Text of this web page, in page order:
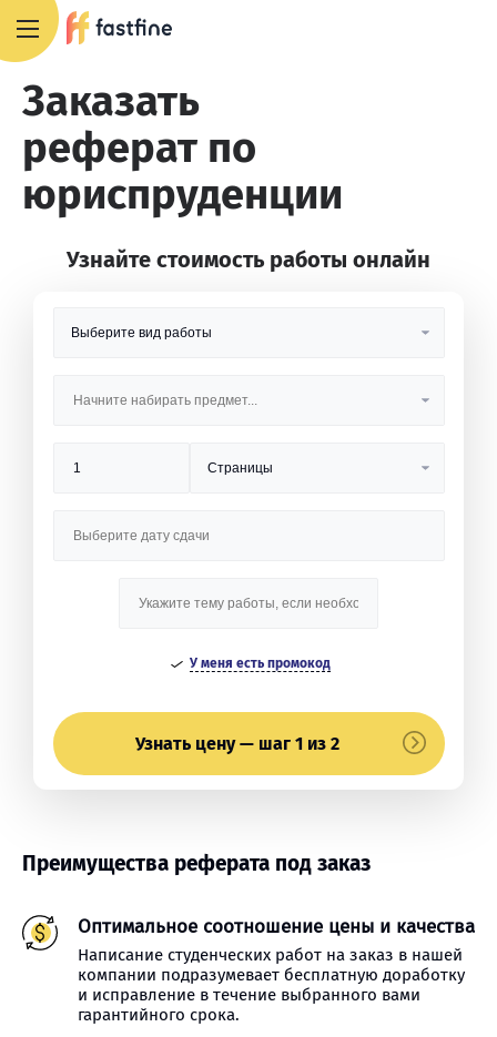
Заказать
реферат по
юриспруденции
Узнайте стоимость работы онлайн
У меня есть промокод
Узнать цену — шаг 1 из 2
Преимущества реферата под заказ
Оптимальное соотношение цены и качества
Написание студенческих работ на заказ в нашей
компании подразумевает бесплатную доработку
и исправление в течение выбранного вами
гарантийного срока.